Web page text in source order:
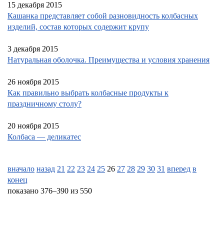
15 декабря 2015
Кашанка представляет собой разновидность колбасных
изделий, состав которых содержит крупу
3 декабря 2015
Натуральная оболочка. Преимущества и условия хранения
26 ноября 2015
Как правильно выбрать колбасные продукты к
праздничному столу?
20 ноября 2015
Колбаса — деликатес
вначало назад 21 22 23 24 25 26 27 28 29 30 31 вперед в
конец
показано 376–390 из 550